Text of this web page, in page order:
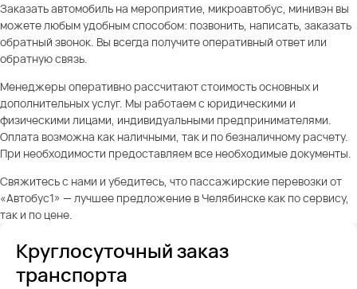
Заказать автомобиль на мероприятие, микроавтобус, минивэн вы
можете любым удобным способом: позвонить, написать, заказать
обратный звонок. Вы всегда получите оперативный ответ или
обратную связь.
Менеджеры оперативно рассчитают стоимость основных и
дополнительных услуг. Мы работаем с юридическими и
физическими лицами, индивидуальными предпринимателями.
Оплата возможна как наличными, так и по безналичному расчету.
При необходимости предоставляем все необходимые документы.
Свяжитесь с нами и убедитесь, что пассажирские перевозки от
«Автобус1» — лучшее предложение в Челябинске как по сервису,
так и по цене.
Круглосуточный заказ
транспорта